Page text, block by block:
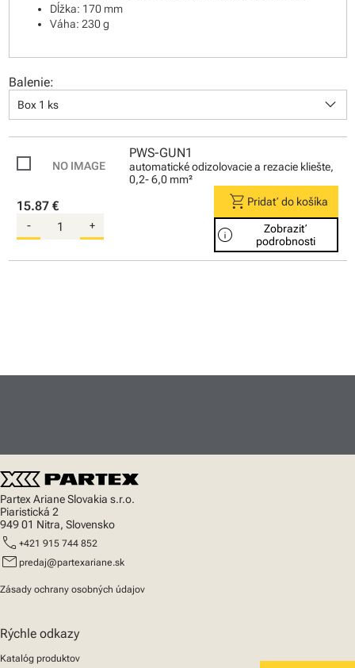
Dĺžka: 170 mm
Váha: 230 g
Balenie:
Box 1 ks keyboard_arrow_down
PWS-GUN1
automatické odizolovacie a rezacie kliešte,
0,2- 6,0 mm²
15.87 €
- +
shopping_cart Pridať do košíka
info
Zobraziť
podrobnosti
Partex Ariane Slovakia s.r.o.
Piaristická 2
949 01 Nitra, Slovensko
call +421 915 744 852
mail predaj@partexariane.sk
Zásady ochrany osobných údajov
Rýchle odkazy
Katalóg produktov